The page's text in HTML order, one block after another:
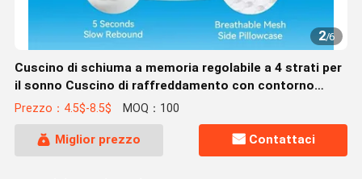
2/6
Cuscino di schiuma a memoria regolabile a 4 strati per
il sonno Cuscino di raffreddamento con contorno
ergonomico per chi dorme sul retro e sul fianco
Prezzo：4.5$-8.5$ MOQ：100
Miglior prezzo Contattaci